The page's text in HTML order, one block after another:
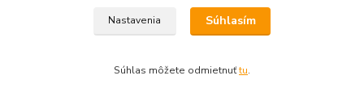
Nastavenia Súhlasím
Súhlas môžete odmietnuťtu.